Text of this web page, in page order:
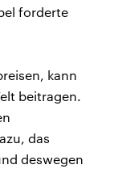
forderte
kann
beitragen.
das
deswegen